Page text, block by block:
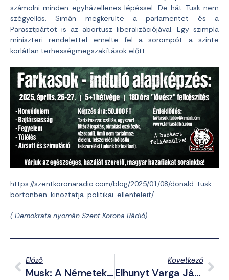
számolni minden egyházellenes lépéssel. De hát Tusk nem
szégyellős. Simán megkerülte a parlamentet és a
Parasztpártot is az abortusz liberalizációjával. Egy szimpla
miniszteri rendelettel emelte fel a sorompót a szinte
korlátlan terhességmegszakítások előtt.
https://szentkoronaradio.com/blog/2025/01/08/donald-tusk-
bortonben-kinoztatja-politikai-ellenfeleit/
( Demokrata nyomán Szent Korona Rádió)
Előző
Musk: A Németek Túlságosan Nagy Hangsúlyt Fektetnek A Múltbeli Bűntudatra, Amin Túl Kell Lépni
Következő
Elhunyt Varga János Corvin Közi Szabadságharcos, Az 1956-Os Magyarok Világszövetségének Elnöke